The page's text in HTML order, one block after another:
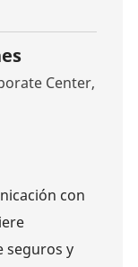
Center,
con
seguros y